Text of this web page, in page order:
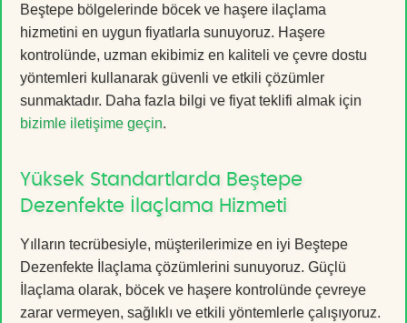
Beştepe bölgelerinde böcek ve haşere ilaçlama
hizmetini en uygun fiyatlarla sunuyoruz. Haşere
kontrolünde, uzman ekibimiz en kaliteli ve çevre dostu
yöntemleri kullanarak güvenli ve etkili çözümler
sunmaktadır. Daha fazla bilgi ve fiyat teklifi almak için
bizimle iletişime geçin.
Yüksek Standartlarda Beştepe
Dezenfekte İlaçlama Hizmeti
Yılların tecrübesiyle, müşterilerimize en iyi Beştepe
Dezenfekte İlaçlama çözümlerini sunuyoruz. Güçlü
İlaçlama olarak, böcek ve haşere kontrolünde çevreye
zarar vermeyen, sağlıklı ve etkili yöntemlerle çalışıyoruz.